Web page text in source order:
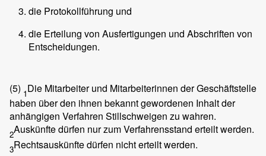
die Protokollführung und
die Erteilung von Ausfertigungen und Abschriften von
Entscheidungen.
(5) 1Die Mitarbeiter und Mitarbeiterinnen der Geschäftstelle
haben über den ihnen bekannt gewordenen Inhalt der
anhängigen Verfahren Stillschweigen zu wahren.
2Auskünfte dürfen nur zum Verfahrensstand erteilt werden.
3Rechtsauskünfte dürfen nicht erteilt werden.